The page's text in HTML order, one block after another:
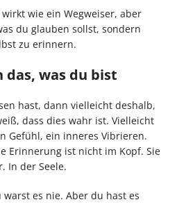
wie ein Wegweiser, aber
du glauben sollst, sondern
zu erinnern.
das, was du bist
hast, dann vielleicht deshalb,
dass dies wahr ist. Vielleicht
Gefühl, ein inneres Vibrieren.
Erinnerung ist nicht im Kopf. Sie
In der Seele.
es nie. Aber du hast es